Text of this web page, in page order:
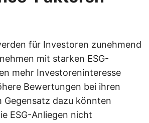
für Investoren zunehmend
mit starken ESG-
mehr Investoreninteresse
Bewertungen bei ihren
Gegensatz dazu könnten
ESG-Anliegen nicht